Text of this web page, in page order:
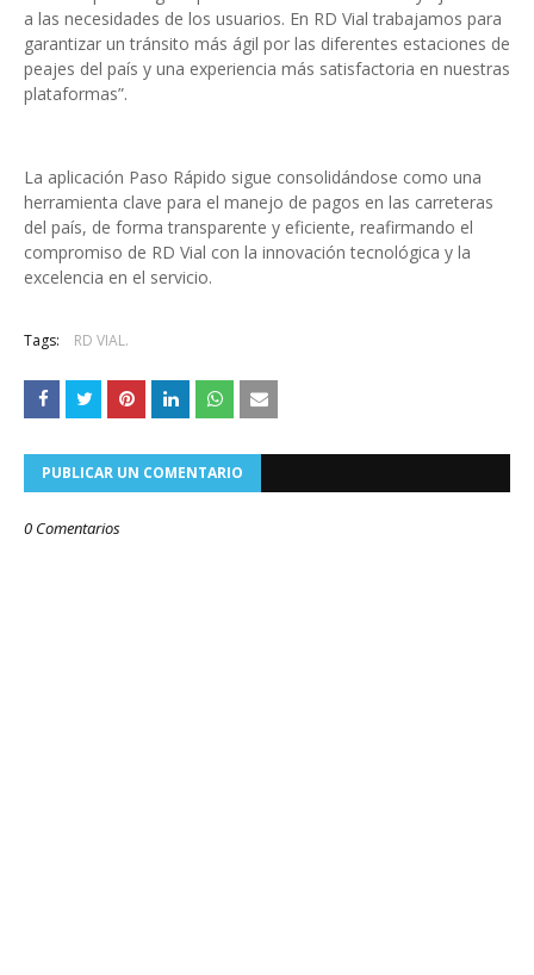
a las necesidades de los usuarios. En RD Vial trabajamos para
garantizar un tránsito más ágil por las diferentes estaciones de
peajes del país y una experiencia más satisfactoria en nuestras
plataformas”.
La aplicación Paso Rápido sigue consolidándose como una
herramienta clave para el manejo de pagos en las carreteras
del país, de forma transparente y eficiente, reafirmando el
compromiso de RD Vial con la innovación tecnológica y la
excelencia en el servicio.
Tags: RD VIAL.
PUBLICAR UN COMENTARIO
0 Comentarios